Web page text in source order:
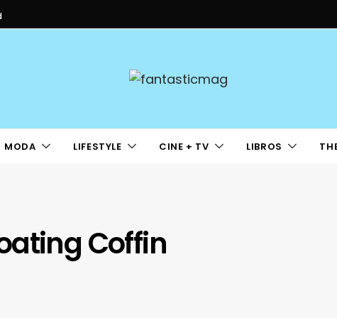
MODA LIFESTYLE CINE + TV LIBROS
Coffin